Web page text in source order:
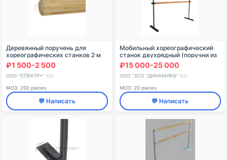
Деревянный поручень для
хореографических станков 2 м
сосна
₽1 500-2 500
ООО "СПЕКТР+" 🇷🇺
МОЗ: 200 pieces
💬 Написать
Мобильный хореографический
станок двухрядный (поручни из
сосны / бука / дуба)
₽15 000-25 000
ООО "ЗСО "ДИНАМИКА" 🇷🇺
МОЗ: 20 pieces
💬 Написать